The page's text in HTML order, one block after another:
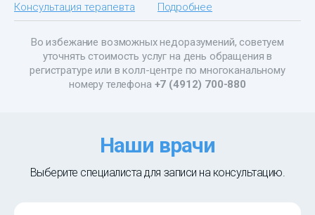
Консультация терапевта Подробнее
Во избежание возможных недоразумений, советуем
уточнять стоимость услуг на день обращения в
регистратуре или в колл-центре по многоканальному
номеру телефона +7 (4912) 700-880
Наши врачи
Выберите специалиста для записи на консультацию.